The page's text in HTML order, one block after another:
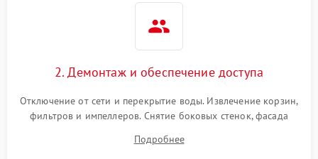
2. Демонтаж и обеспечение доступа
Отключение от сети и перекрытие воды. Извлечение корзин,
фильтров и импеллеров. Снятие боковых стенок, фасада
циркуляционному насосу, ТЭНу и сливной помпе.
Подробнее